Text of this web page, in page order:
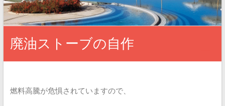
廃油ストーブの自作
燃料高騰が危惧されていますので、